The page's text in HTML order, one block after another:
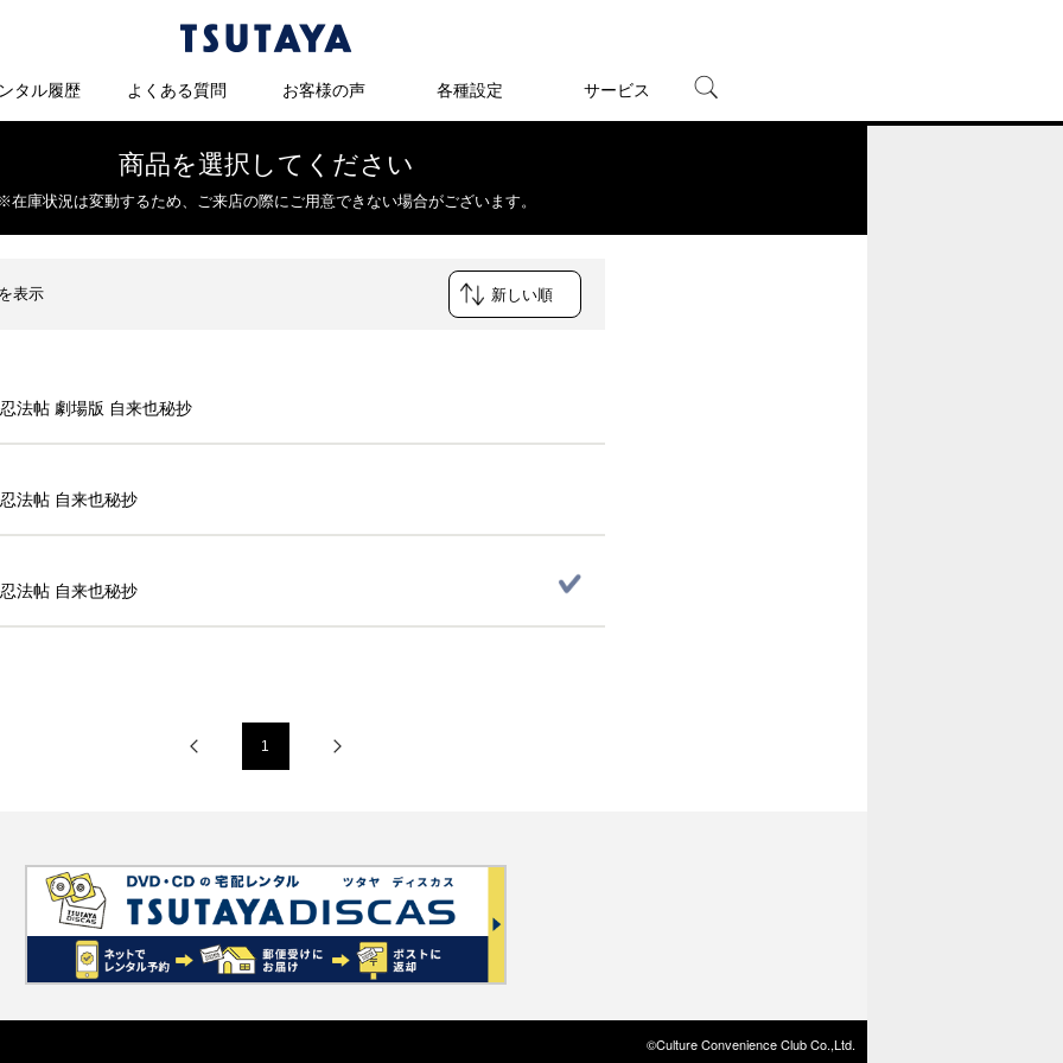
タル履歴 よくある質問 お客様の声 各種設定 サービス
商品を選択してください
※在庫状況は変動するため、 ご来店の際にご用意できない場合がございます。
表示
法帖 劇場版 自来也秘抄
法帖 自来也秘抄
法帖 自来也秘抄
1
©Culture Convenience Club Co.,Ltd.